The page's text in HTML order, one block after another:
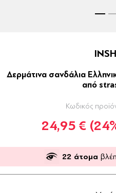
Δερμάτινα σανδάλια
από
Κωδικός
24,95 €
22 άτομα